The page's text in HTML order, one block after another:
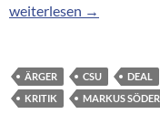
Kritik an
weiterlesen →
ÄRGER CSU DEAL
KRITIK
MARKUS SÖDER